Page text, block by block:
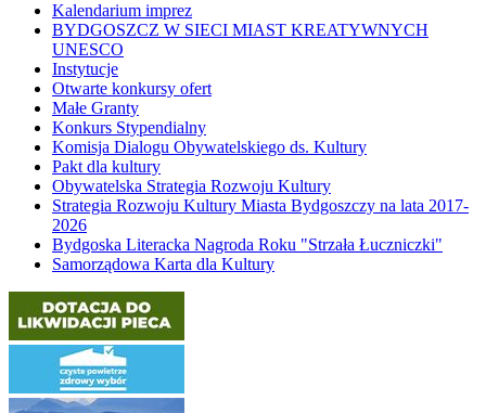
Kalendarium imprez
BYDGOSZCZ W SIECI MIAST KREATYWNYCH
UNESCO
Instytucje
Otwarte konkursy ofert
Małe Granty
Konkurs Stypendialny
Komisja Dialogu Obywatelskiego ds. Kultury
Pakt dla kultury
Obywatelska Strategia Rozwoju Kultury
Strategia Rozwoju Kultury Miasta Bydgoszczy na lata 2017-
2026
Bydgoska Literacka Nagroda Roku "Strzała Łuczniczki"
Samorządowa Karta dla Kultury